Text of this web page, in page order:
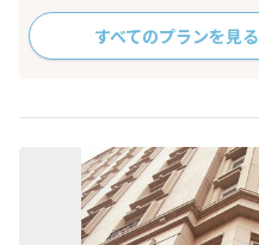
すべてのプランを見る